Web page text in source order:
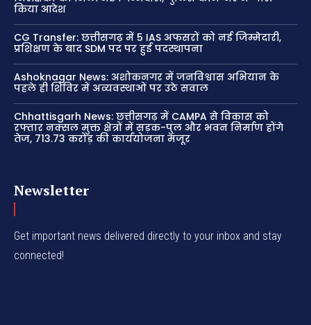
किया आदेश
CG Transfer: छत्तीसगढ़ में 5 IAS अफसरों को नई जिम्मेदारी,
प्रशिक्षण के बाद SDM पद पर हुई पदस्थापना
Ashoknagar News: अशोकनगर में जनविश्वास अभियान के
पहले ही शिविर में अव्यवस्थाओं पर उठे सवाल
Chhattisgarh News: छत्तीसगढ़ में CAMPA से विकास को
रफ्तार नक्सल मुक्त क्षेत्रों में सड़क-पुल और भवन निर्माण होंगे
तेज, 713.73 करोड़ की कार्ययोजना मंजूर
Newsletter
Get important news delivered directly to your inbox and stay
connected!